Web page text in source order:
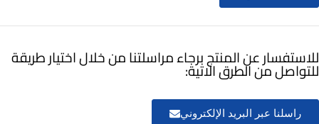
للاستفسار عن المنتج برجاء مراسلتنا من خلال اختيار طريقة
للتواصل من الطرق الاتية:
راسلنا عبر البريد الإلكتروني